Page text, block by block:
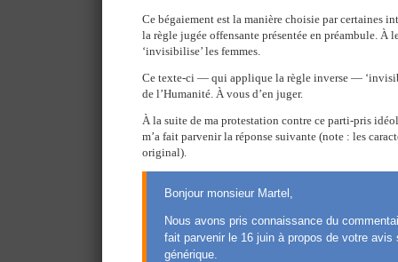
Ce bégaiement est la manière choisie par certaines
la règle jugée offensante présentée en préambule. À
‘invisibilise’ les femmes.
Ce texte-ci — qui applique la règle inverse —
de l’Humanité. À vous d’en juger.
À la suite de ma protestation contre ce parti-pris
m’a fait parvenir la réponse suivante (note : les
original).
Bonjour monsieur Martel,
Nous avons pris connaissance du
fait parvenir le 16 juin à propos de votre avis
générique.